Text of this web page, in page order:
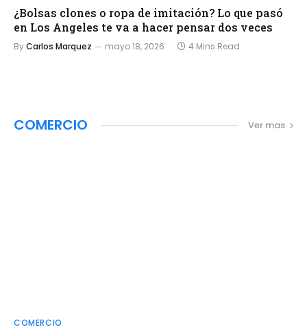
¿Bolsas clones o ropa de imitación? Lo que pasó
en Los Angeles te va a hacer pensar dos veces
ByCarlos Marquez mayo 18, 2026 4 Mins Read
COMERCIO Ver mas
COMERCIO